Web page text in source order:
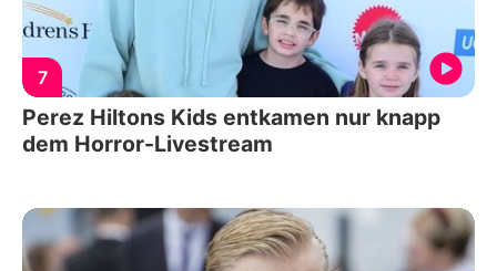
7
Perez Hiltons Kids entkamen nur knapp
dem Horror-Livestream